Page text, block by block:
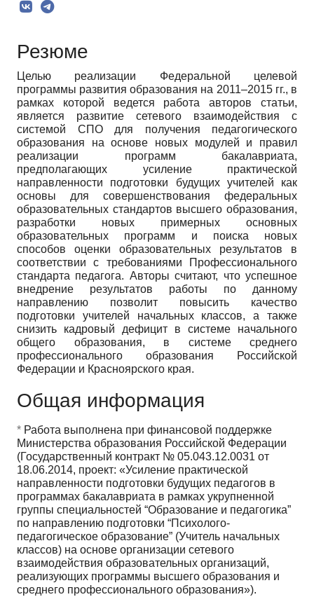
Резюме
Целью реализации Федеральной целевой
программы развития образования на 2011–2015 гг., в
рамках которой ведется работа авторов статьи,
является развитие сетевого взаимодействия с
системой СПО для получения педагогического
образования на основе новых модулей и правил
реализации программ бакалавриата,
предполагающих усиление практической
направленности подготовки будущих учителей как
основы для совершенствования федеральных
образовательных стандартов высшего образования,
разработки новых примерных основных
образовательных программ и поиска новых
способов оценки образовательных результатов в
соответствии с требованиями Профессионального
стандарта педагога. Авторы считают, что успешное
внедрение результатов работы по данному
направлению позволит повысить качество
подготовки учителей начальных классов, а также
снизить кадровый дефицит в системе начального
общего образования, в системе среднего
профессионального образования Российской
Федерации и Красноярского края.
Общая информация
* Работа выполнена при финансовой поддержке
Министерства образования Российской Федерации
(Государственный контракт № 05.043.12.0031 от
18.06.2014, проект: «Усиление практической
направленности подготовки будущих педагогов в
программах бакалавриата в рамках укрупненной
группы специальностей “Образование и педагогика”
по направлению подготовки “Психолого-
педагогическое образование” (Учитель начальных
классов) на основе организации сетевого
взаимодействия образовательных организаций,
реализующих программы высшего образования и
среднего профессионального образования»).